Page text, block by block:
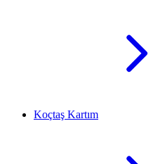
Koçtaş Kartım